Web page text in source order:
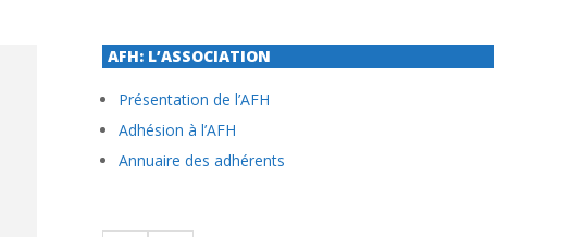
AFH: L’ASSOCIATION
Présentation de l’AFH
Adhésion à l’AFH
Annuaire des adhérents